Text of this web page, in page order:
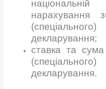
нарахування
декларування;
ставка та
декларування.